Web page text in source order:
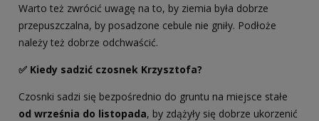
Warto też zwrócić uwagę na to, by ziemia była dobrze
przepuszczalna, by posadzone cebule nie gniły. Podłoże
należy też dobrze odchwaścić.
✅ Kiedy sadzić czosnek Krzysztofa?
Czosnki sadzi się bezpośrednio do gruntu na miejsce stałe
od września do listopada, by zdążyły się dobrze ukorzenić